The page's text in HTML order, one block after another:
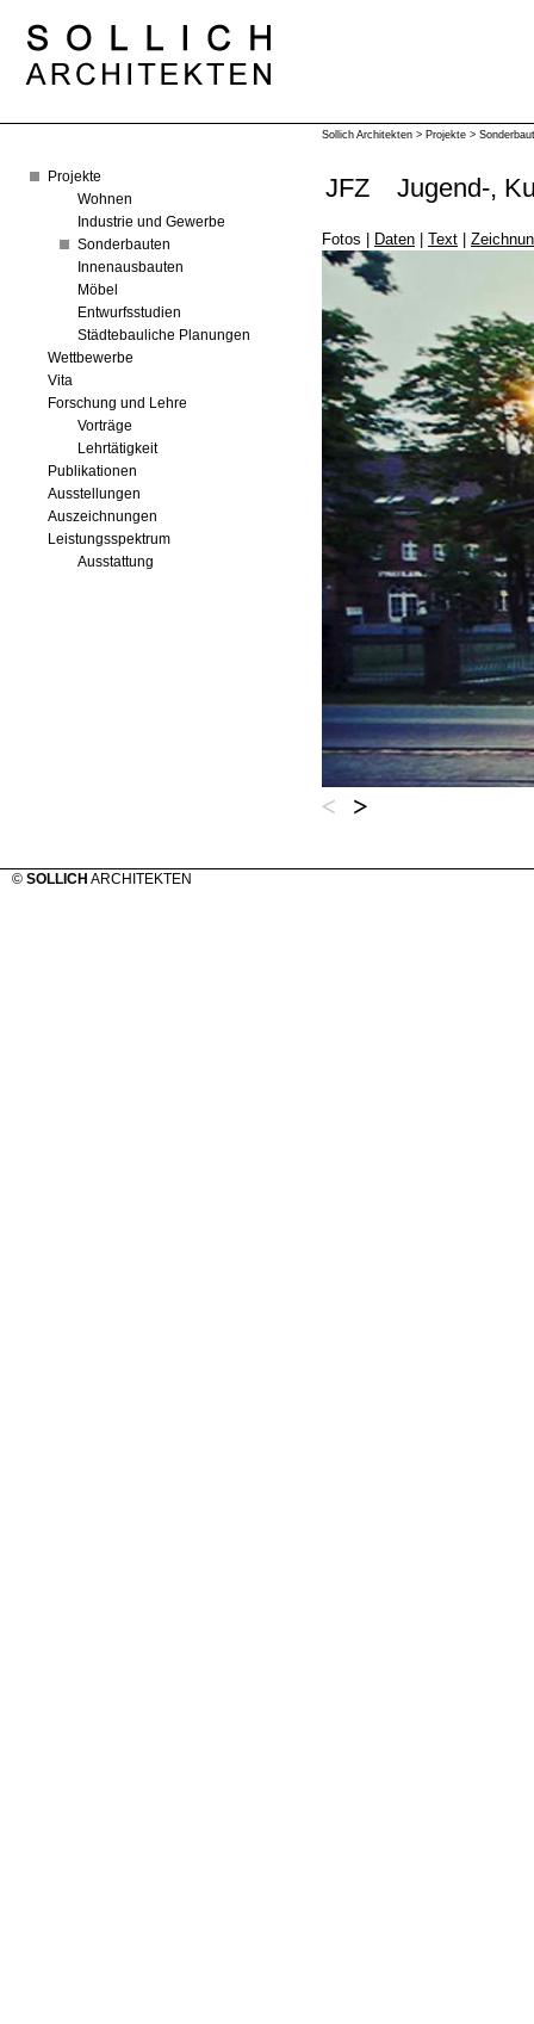
Projekte
Wohnen
Industrie und Gewerbe
Sonderbauten
Innenausbauten
Möbel
Entwurfsstudien
Städtebauliche Planungen
Wettbewerbe
Vita
Forschung und Lehre
Vorträge
Lehrtätigkeit
Publikationen
Ausstellungen
Auszeichnungen
Leistungsspektrum
Ausstattung
Sollich Architekten > Projekte >
JFZ Jugend-,
Fotos Daten Text
© SOLLICH ARCHITEKTEN